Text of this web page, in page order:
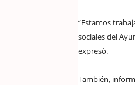
“Estamos
sociales del
expresó.
También,